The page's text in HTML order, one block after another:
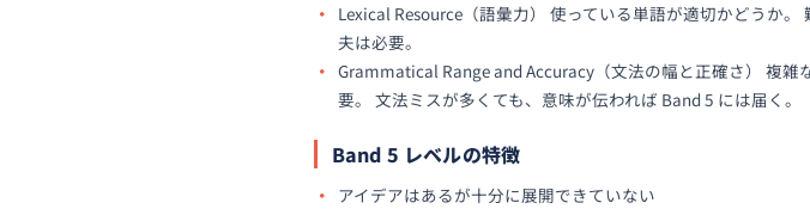
Lexical Resource（語彙力） 使っている単語が適切かどうか
夫は必要。
Grammatical Range and Accuracy（文法の幅と正確さ） 複
要。 文法ミスが多くても、意味が伝われば Band 5 には届く。
Band 5 レベルの特徴
アイデアはあるが十分に展開できていない